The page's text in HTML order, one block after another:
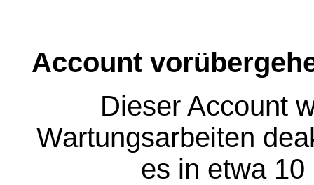
Account
Dieser Account
Wartungsarbeiten
es in etwa